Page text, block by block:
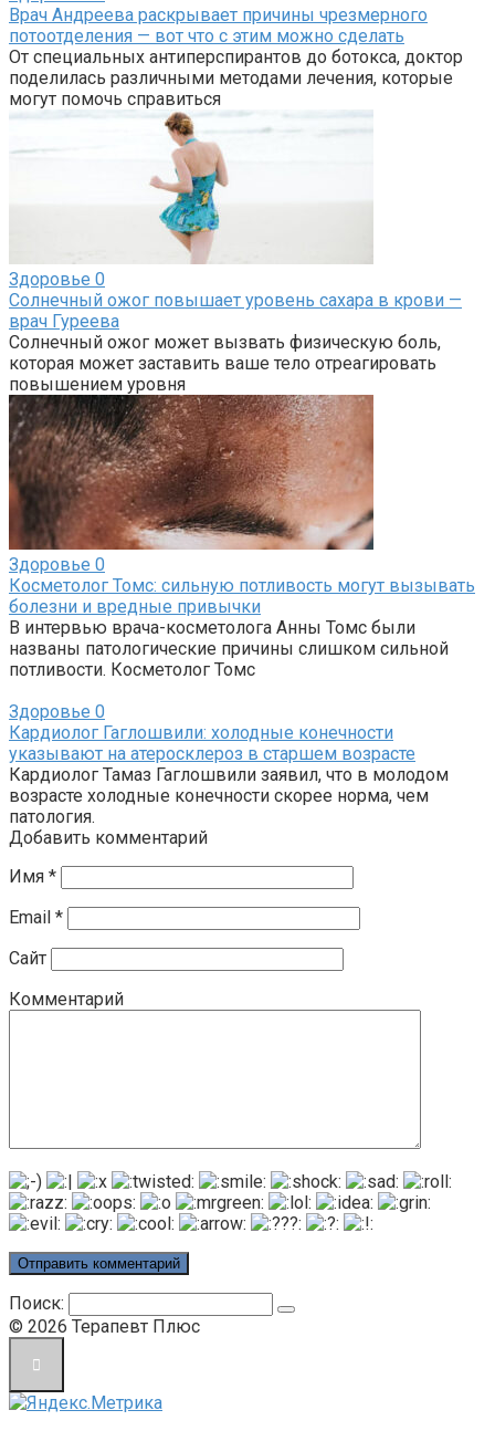
Врач Андреева раскрывает причины чрезмерного
потоотделения — вот что с этим можно сделать
От специальных антиперспирантов до ботокса, доктор
поделилась различными методами лечения, которые
могут помочь справиться
Здоровье 0
Солнечный ожог повышает уровень сахара в крови —
врач Гуреева
Солнечный ожог может вызвать физическую боль,
которая может заставить ваше тело отреагировать
повышением уровня
Здоровье 0
Косметолог Томс: сильную потливость могут вызывать
болезни и вредные привычки
В интервью врача-косметолога Анны Томс были
названы патологические причины слишком сильной
потливости. Косметолог Томс
Здоровье 0
Кардиолог Гаглошвили: холодные конечности
указывают на атеросклероз в старшем возрасте
Кардиолог Тамаз Гаглошвили заявил, что в молодом
возрасте холодные конечности скорее норма, чем
патология.
Добавить комментарий
Имя *
Email *
Сайт
Комментарий
Поиск:
© 2026 Терапевт Плюс